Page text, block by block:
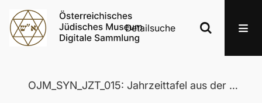
Detailsuche
OJM_SYN_JZT_015: Jahrzeittafel aus der Wertheimer Synagoge in Eisenstadt